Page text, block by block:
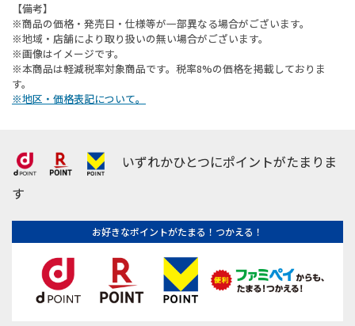
【備考】
※商品の価格・発売日・仕様等が一部異なる場合がございます。
※地域・店舗により取り扱いの無い場合がございます。
※画像はイメージです。
※本商品は軽減税率対象商品です。税率8%の価格を掲載しておりま
す。
※地区・価格表記について。
いずれかひとつにポイントがたまりま
す
お好きなポイントがたまる！つかえる！